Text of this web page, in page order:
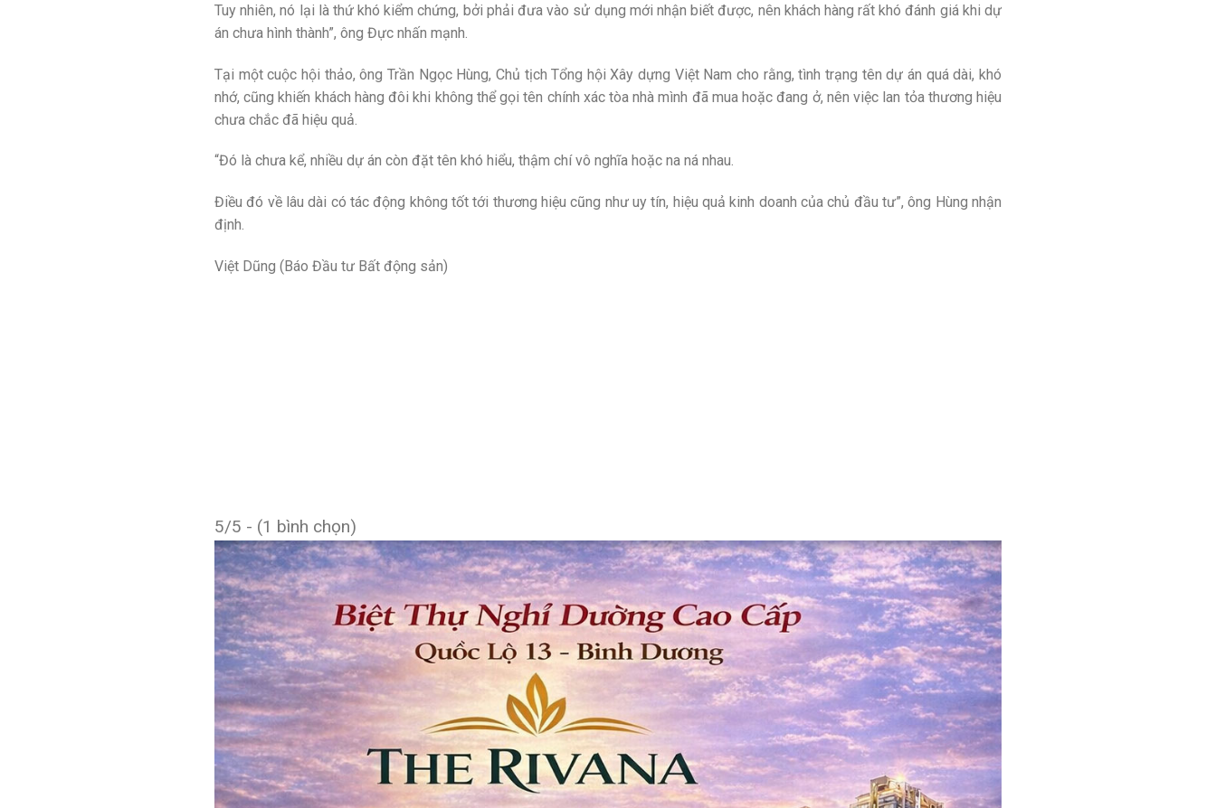
Tuy nhiên, nó lại là thứ khó kiểm chứng, bởi phải đưa vào sử dụng mới nhận biết được, nên khách hàng rất khó đánh giá khi dự
án chưa hình thành”, ông Đực nhấn mạnh.
Tại một cuộc hội thảo, ông Trần Ngọc Hùng, Chủ tịch Tổng hội Xây dựng Việt Nam cho rằng, tình trạng tên dự án quá dài, khó
nhớ, cũng khiến khách hàng đôi khi không thể gọi tên chính xác tòa nhà mình đã mua hoặc đang ở, nên việc lan tỏa thương hiệu
chưa chắc đã hiệu quả.
“Đó là chưa kể, nhiều dự án còn đặt tên khó hiểu, thậm chí vô nghĩa hoặc na ná nhau.
Điều đó về lâu dài có tác động không tốt tới thương hiệu cũng như uy tín, hiệu quả kinh doanh của chủ đầu tư”, ông Hùng nhận
định.
Việt Dũng (Báo Đầu tư Bất động sản)
5/5 - (1 bình chọn)